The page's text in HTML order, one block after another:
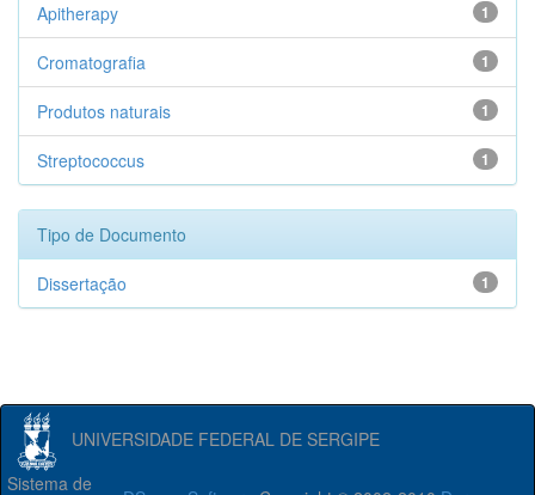
1
Apitherapy
1
Cromatografia
1
Produtos naturais
1
Streptococcus
Tipo de Documento
1
Dissertação
UNIVERSIDADE FEDERAL DE SERGIPE
Sistema de